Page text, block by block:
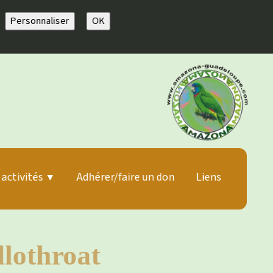
Personnaliser OK
activités ▼ Adhérer/faire un don Liens